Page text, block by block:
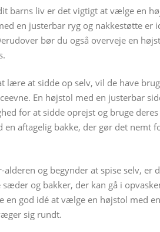
barns liv er det vigtigt at vælge en
en justerbar ryg og nakkestøtte er
bør du også overveje en
lære at sidde op selv, vil de have
En højstol med en justerbar
for at sidde oprejst og bruge
en aftagelig bakke, der gør det nemt
og begynder at spise selv,
og bakker, der kan gå i
en god idé at vælge en højstol med
sig rundt.